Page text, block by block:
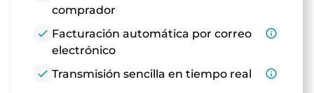
comprador
check Facturación automática por correo
electrónico
info_outline
check Transmisión sencilla en tiempo real info_outline